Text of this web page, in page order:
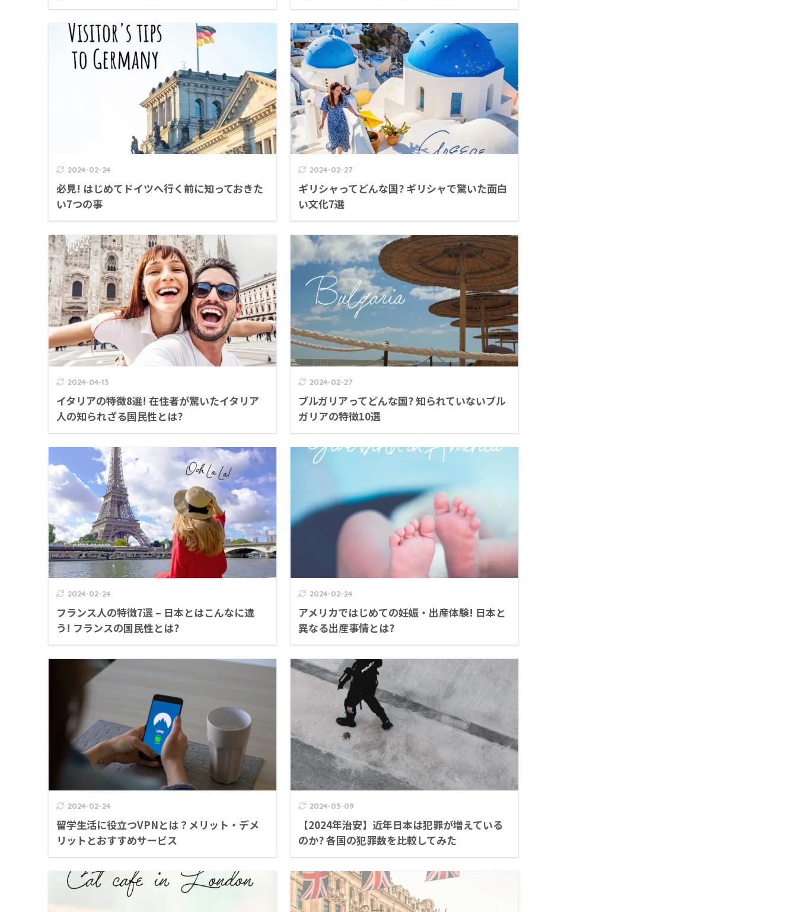
2024-02-24
必見! はじめてドイツへ行く前に知っておきた
い7つの事
2024-02-27
ギリシャってどんな国? ギリシャで驚いた面白
い文化7選
2024-04-13
イタリアの特徴8選! 在住者が驚いたイタリア
人の知られざる国民性とは?
2024-02-27
ブルガリアってどんな国? 知られていないブル
ガリアの特徴10選
2024-02-24
フランス人の特徴7選 – 日本とはこんなに違
う! フランスの国民性とは?
2024-02-24
アメリカではじめての妊娠・出産体験! 日本と
異なる出産事情とは?
2024-02-24
留学生活に役立つVPNとは？メリット・デメ
リットとおすすめサービス
2024-03-09
【2024年治安】近年日本は犯罪が増えている
のか? 各国の犯罪数を比較してみた